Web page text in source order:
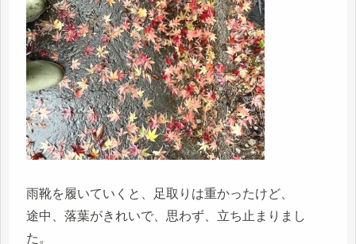
雨靴を履いていくと、足取りは重かったけど、
途中、落葉がきれいで、思わず、立ち止まりまし
た。